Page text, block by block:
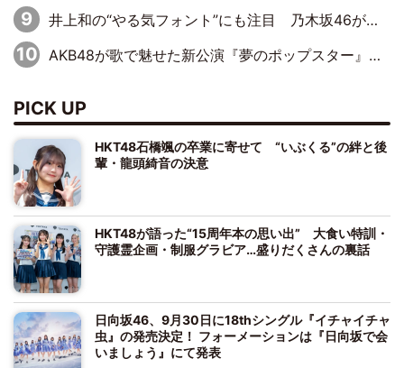
井上和の“やる気フォント”にも注目 乃木坂46が挑んだ書道パフォーマンスの舞台裏
AKB48が歌で魅せた新公演『夢のポップスター』 初日から全身全霊のステージ
PICK UP
HKT48石橋颯の卒業に寄せて “いぶくる”の絆と後
輩・龍頭綺音の決意
HKT48が語った“15周年本の思い出” 大食い特訓・
守護霊企画・制服グラビア…盛りだくさんの裏話
日向坂46、9月30日に18thシングル『イチャイチャ
虫』の発売決定！ フォーメーションは『日向坂で会
いましょう』にて発表